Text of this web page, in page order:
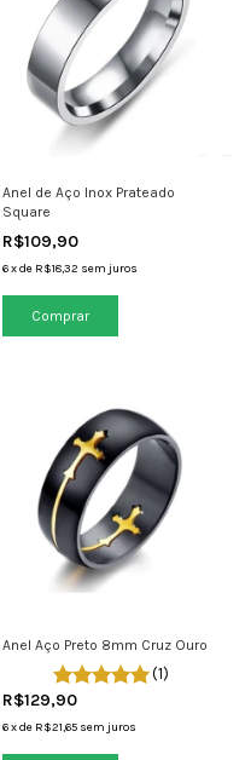
Anel de Aço Inox Prateado
Square
R$109,90
6 xde R$18,32 sem juros
Comprar
Anel Aço Preto 8mm Cruz Ouro
(1)
R$129,90
6 xde R$21,65 sem juros